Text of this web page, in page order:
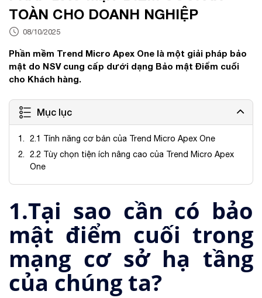
TOÀN CHO DOANH NGHIỆP
08/10/2025
Phần mềm Trend Micro Apex One là một giải pháp bảo
mật do NSV cung cấp dưới dạng Bảo mật Điểm cuối
cho Khách hàng.
Mục lục
2.1 Tính năng cơ bản của Trend Micro Apex One
2.2 Tùy chọn tiện ích nâng cao của Trend Micro Apex
One
1.Tại sao cần có bảo
mật điểm cuối trong
mạng cơ sở hạ tầng
của chúng ta?